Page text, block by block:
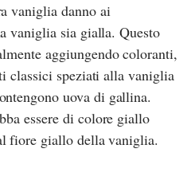
vaniglia danno ai
vaniglia sia gialla. Questo
aggiungendo coloranti,
classici speziati alla vaniglia
uova di gallina.
essere di colore giallo
fiore giallo della vaniglia.